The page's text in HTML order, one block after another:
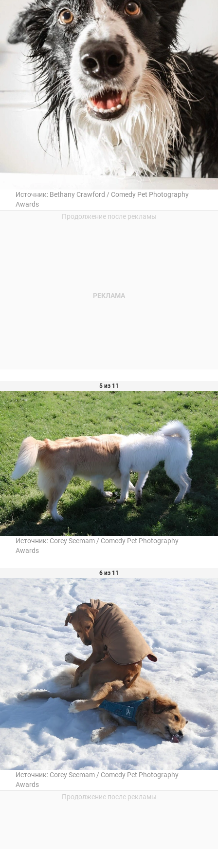
Источник: Bethany Crawford / Comedy Pet Photography
Awards
5 из 11
Источник: Corey Seemam / Comedy Pet Photography
Awards
6 из 11
Источник: Corey Seemam / Comedy Pet Photography
Awards